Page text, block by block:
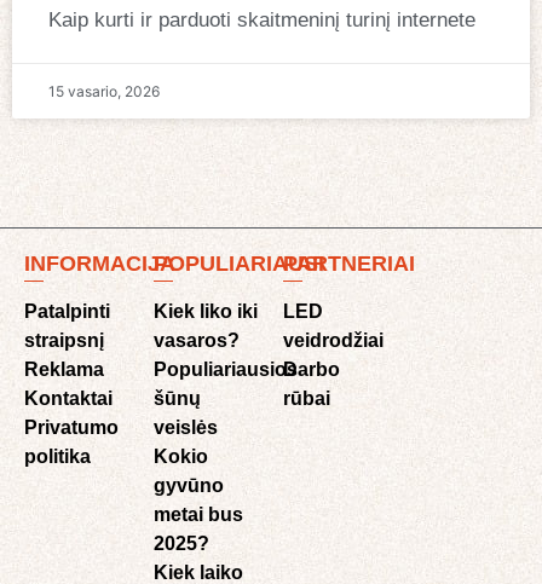
Kaip kurti ir parduoti skaitmeninį turinį internete
15 vasario, 2026
INFORMACIJA
Patalpinti
straipsnį
Reklama
Kontaktai
Privatumo
politika
POPULIARIAUSI
Kiek liko iki
vasaros?
Populiariausios
šūnų
veislės
Kokio
gyvūno
metai bus
2025?
Kiek laiko
PARTNERIAI
LED
veidrodžiai
Darbo
rūbai